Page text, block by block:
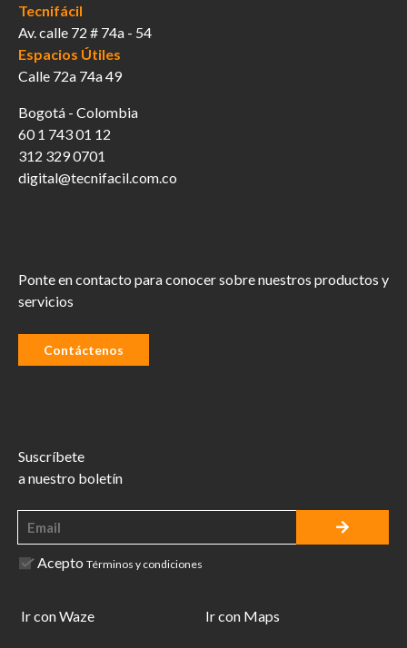
Tecnifácil
Av. calle 72 # 74a - 54
Espacios Útiles
Calle 72a 74a 49
Bogotá - Colombia
60 1 743 01 12
312 329 0701
digital@tecnifacil.com.co
Ponte en contacto para conocer sobre nuestros productos y
servicios
Contáctenos
Suscríbete
a nuestro boletín
Acepto Términos y condiciones
Ir con Waze Ir con Maps